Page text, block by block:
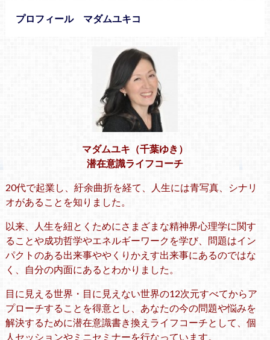
プロフィール マダムユキコ
マダムユキ（千葉ゆき）
潜在意識ライフコーチ
20代で起業し、紆余曲折を経て、人生には青写真、シナリ
オがあることを知りました。
以来、人生を紐とくためにさまざまな精神界心理学に関す
ることや成功哲学やエネルギーワークを学び、問題はイン
パクトのある出来事ややくりかえす出来事にあるのではな
く、自分の内面にあるとわかりました。
目に見える世界・目に見えない世界の12次元すべてからア
プローチすることを得意とし、あなたの今の問題や悩みを
解決するために潜在意識書き換えライフコーチとして、個
人セッションやミニセミナーを行なっています。